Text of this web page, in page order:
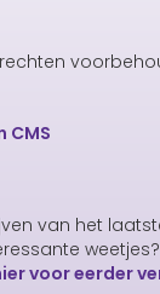
CMS
van het
voor eerder